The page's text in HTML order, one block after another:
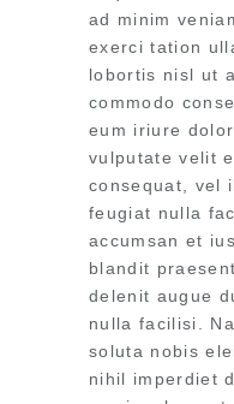
ad minim
exerci tation
lobortis nisl ut
commodo
eum iriure
vulputate velit
consequat, vel
feugiat nulla
accumsan et
blandit
delenit augue
nulla facilisi.
soluta nobis
nihil imperdiet